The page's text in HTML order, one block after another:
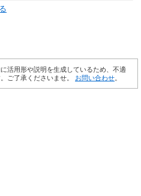
活用形や説明を生成しているため、不適
ご了承くださいませ。 お問い合わせ